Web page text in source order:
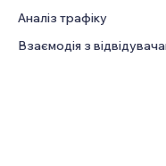
Аналіз трафіку
Взаємодія з